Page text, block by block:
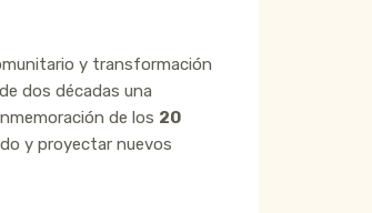
y transformación
dos décadas una
de los 20
y proyectar nuevos